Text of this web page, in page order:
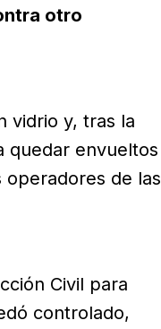
otro
vidrio y, tras la
quedar envueltos
de las
Civil para
controlado,